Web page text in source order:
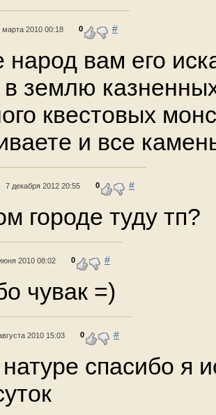
марта 2010 00:18 0 #
народ вам его
в землю
квестовых
и все
7 декабря 2012 20:55 0 #
городе туду тп?
2010 08:02 0 #
чувак =)
2010 15:03 0 #
спасибо я